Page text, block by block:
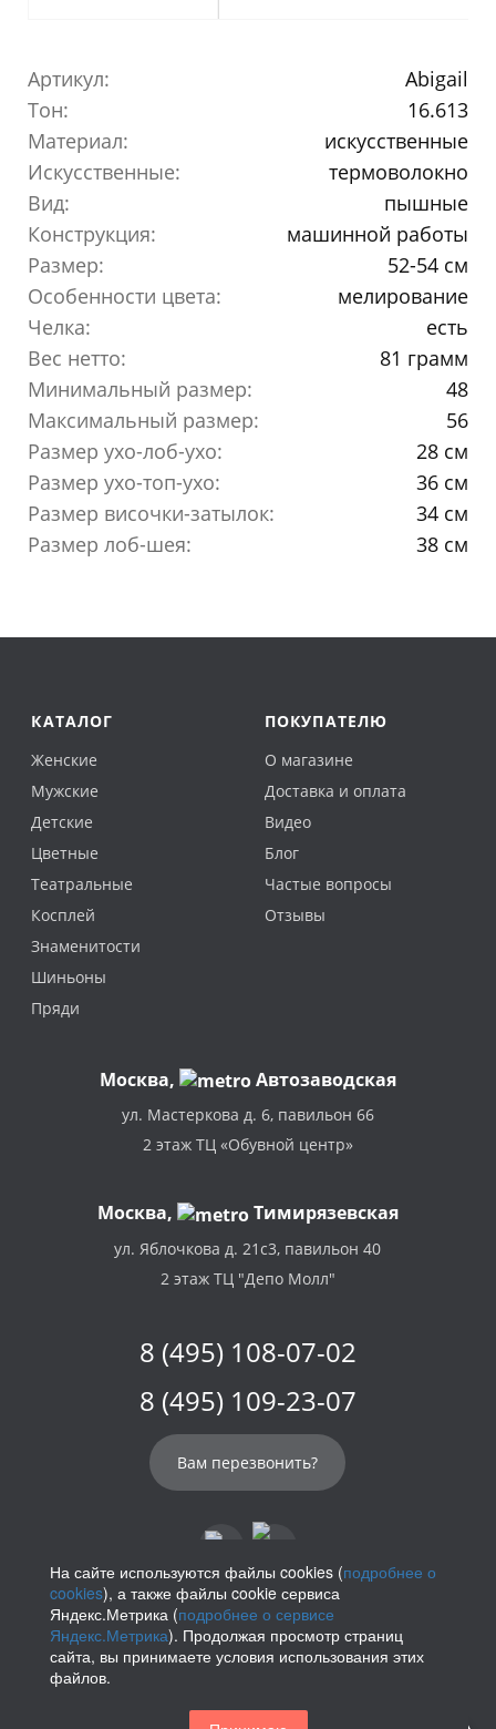
Артикул:
Abigail
Тон:
16.613
Материал:
искусственные
Искусственные:
термоволокно
Вид:
пышные
Конструкция:
машинной работы
Размер:
52-54 см
Особенности цвета:
мелирование
Челка:
есть
Вес нетто:
81 грамм
Минимальный размер:
48
Максимальный размер:
56
Размер ухо-лоб-ухо:
28 см
Размер ухо-топ-ухо:
36 см
Размер височки-затылок:
34 см
Размер лоб-шея:
38 см
КАТАЛОГ
Женские
Мужские
Детские
Цветные
Театральные
Косплей
Знаменитости
Шиньоны
Пряди
ПОКУПАТЕЛЮ
О магазине
Доставка и оплата
Видео
Блог
Частые вопросы
Отзывы
Москва, Автозаводская
ул. Мастеркова д. 6, павильон 66
2 этаж ТЦ «Обувной центр»
Москва, Тимирязевская
ул. Яблочкова д. 21с3, павильон 40
2 этаж ТЦ "Депо Молл"
8 (495) 108-07-02
8 (495) 109-23-07
Вам перезвонить?
info@parikof.ru
Политика конфиденциальности
На сайте используются файлы cookies (подробнее о
cookies), а также файлы cookie сервиса
Яндекс.Метрика (подробнее о сервисе
Яндекс.Метрика). Продолжая просмотр страниц
сайта, вы принимаете условия использования этих
файлов.